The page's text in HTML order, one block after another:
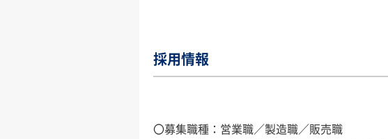
採用情報
〇募集職種：営業職／製造職／販売職